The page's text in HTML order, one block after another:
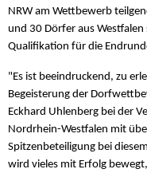
NRW am Wettbewerb
und 30 Dörfer aus
Qualifikation für die
"Es ist beeindruckend, zu
Begeisterung der
Eckhard Uhlenberg bei der
Nordrhein-Westfalen mit
Spitzenbeteiligung bei
wird vieles mit Erfolg